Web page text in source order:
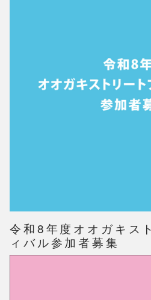
令和8年度オオガキス
ィバル参加者募集